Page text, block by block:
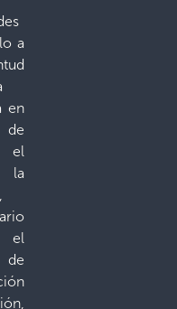
a
en
de
el
la
el
de